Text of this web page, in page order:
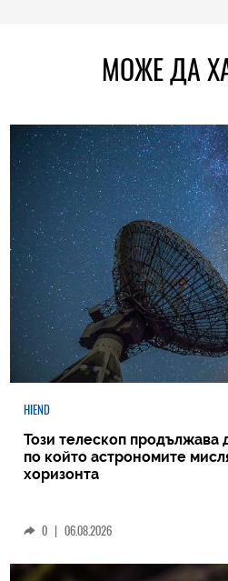
МОЖЕ ДА
HIEND
Този телескоп продължава
по който астрономите
хоризонта
0 | 06.08.2026